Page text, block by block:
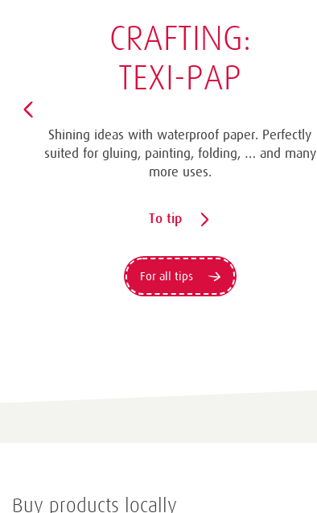
CRAFTING:
TEXI-PAP
Shining ideas with waterproof paper. Perfectly
suited for gluing, painting, folding, … and many
more uses.
To tip
For all tips
Buy products locally